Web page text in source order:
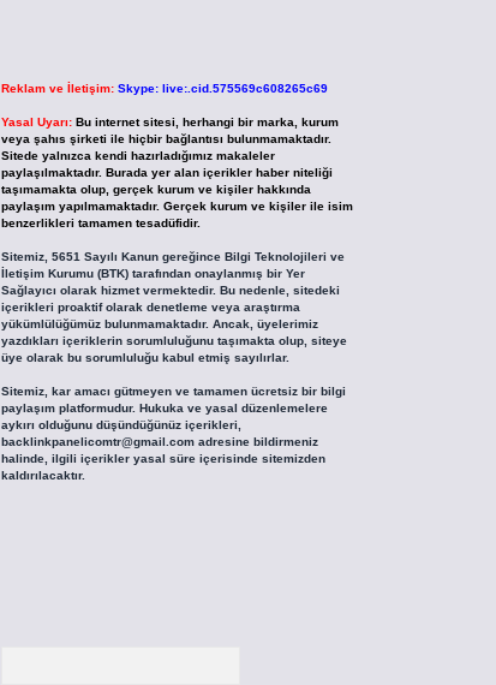
Reklam ve İletişim: Skype: live:.cid.575569c608265c69
Yasal Uyarı: Bu internet sitesi, herhangi bir marka, kurum
veya şahıs şirketi ile hiçbir bağlantısı bulunmamaktadır.
Sitede yalnızca kendi hazırladığımız makaleler
paylaşılmaktadır. Burada yer alan içerikler haber niteliği
taşımamakta olup, gerçek kurum ve kişiler hakkında
paylaşım yapılmamaktadır. Gerçek kurum ve kişiler ile isim
benzerlikleri tamamen tesadüfidir.
Sitemiz, 5651 Sayılı Kanun gereğince Bilgi Teknolojileri ve
İletişim Kurumu (BTK) tarafından onaylanmış bir Yer
Sağlayıcı olarak hizmet vermektedir. Bu nedenle, sitedeki
içerikleri proaktif olarak denetleme veya araştırma
yükümlülüğümüz bulunmamaktadır. Ancak, üyelerimiz
yazdıkları içeriklerin sorumluluğunu taşımakta olup, siteye
üye olarak bu sorumluluğu kabul etmiş sayılırlar.
Sitemiz, kar amacı gütmeyen ve tamamen ücretsiz bir bilgi
paylaşım platformudur. Hukuka ve yasal düzenlemelere
aykırı olduğunu düşündüğünüz içerikleri,
backlinkpanelicomtr@gmail.comadresine bildirmeniz
halinde, ilgili içerikler yasal süre içerisinde sitemizden
kaldırılacaktır.